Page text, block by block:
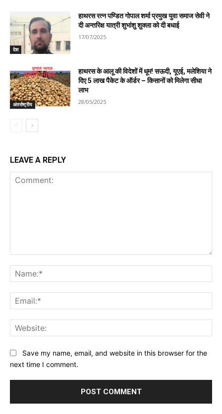
देश
हाथरस रत्न पण्डित गोपाल शर्मा प्रमुख युवा समाज सेवी ने
दी अन्तरिक्ष यात्री शुभांशु शुक्ला को दी बधाई
17/07/2025
अंतर्राष्ट्रीय
हाथरस के आलू की विदेशों में धूम! सऊदी, यूएई, मलेशिया ने
दिए 5 लाख पैकेट के ऑर्डर – किसानों को मिलेगा सीधा
लाभ
28/05/2025
LEAVE A REPLY
Save my name, email, and website in this browser for the
next time I comment.